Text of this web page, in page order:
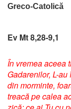
Greco-Catolică
Ev Mt 8,28-9,1
În vremea aceea
Gadarenilor, L-
din morminte,
treacă pe calea